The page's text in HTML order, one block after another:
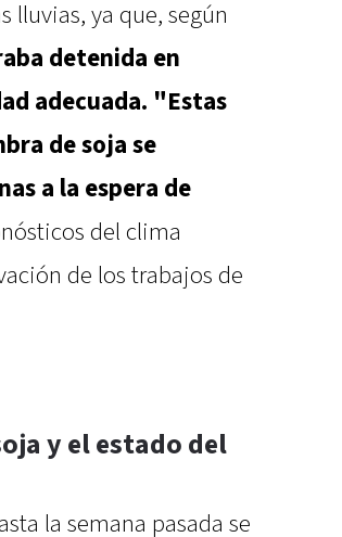
lluvias, ya que, según
detenida en
adecuada. "Estas
de soja se
a la espera de
del clima
de los trabajos de
y el estado del
la semana pasada se